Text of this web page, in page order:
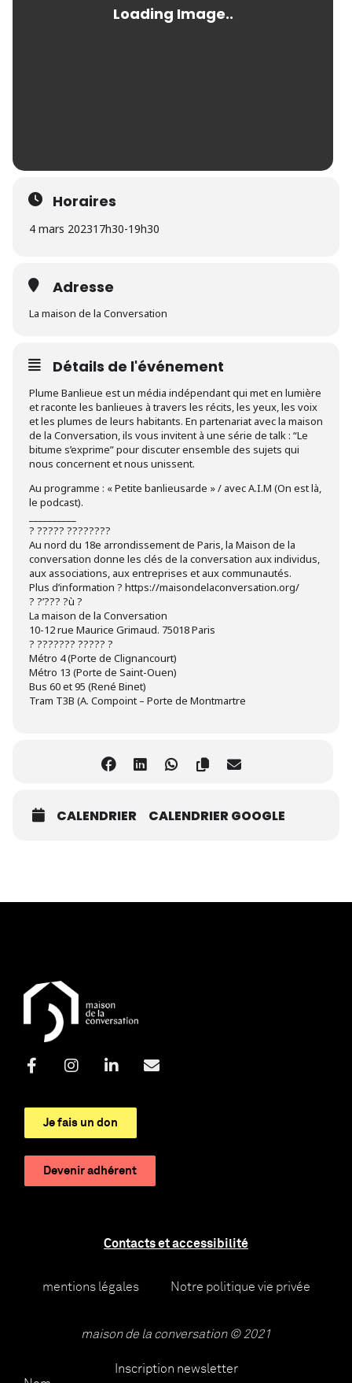
Horaires
4 mars 202317h30-19h30
Adresse
La maison de la Conversation
Détails de l'événement
Plume Banlieue est un média indépendant qui met en lumière
et raconte les banlieues à travers les récits, les yeux, les voix
et les plumes de leurs habitants. En partenariat avec la maison
de la Conversation, ils vous invitent à une série de talk : “Le
bitume s’exprime” pour discuter ensemble des sujets qui
nous concernent et nous unissent.
A u programme : « Petite banlieusarde » / avec A.I.M (On est là,
le podcast).
? ????? ????????
Au nord du 18e arrondissement de Paris, la Maison de la
conversation donne les clés de la conversation aux individus,
aux associations, aux entreprises et aux communautés.
Plus d’information ? https://maisondelaconversation.org/
? ?’??? ?ù ?
La maison de la Conversation
10-12 rue Maurice Grimaud. 75018 Paris
? ??????? ????? ?
Métro 4 (Porte de Clignancourt)
Métro 13 (Porte de Saint-Ouen)
Bus 60 et 95 (René Binet)
Tram T3B (A. Compoint – Porte de Montmartre
CALENDRIER CALENDRIER GOOGLE
Je fais un don
Devenir adhérent
Contacts et accessibilité
mentions légales Notre politique vie privée
maison de la conversation © 2021
Inscription newsletter